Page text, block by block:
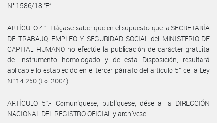
N° 1586/18 “E”.-
ARTÍCULO 4°.- Hágase saber que en el supuesto que la SECRETARÍA
DE TRABAJO, EMPLEO Y SEGURIDAD SOCIAL del MINISTERIO DE
CAPITAL HUMANO no efectúe la publicación de carácter gratuita
del instrumento homologado y de esta Disposición, resultará
aplicable lo establecido en el tercer párrafo del artículo 5° de la Ley
N° 14.250 (t.o. 2004).
ARTÍCULO 5°.- Comuníquese, publíquese, dése a la DIRECCIÓN
NACIONAL DEL REGISTRO OFICIAL y archívese.